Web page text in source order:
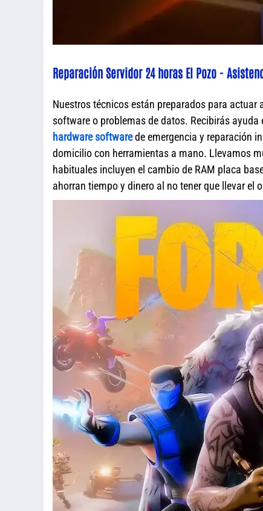
Reparación Servidor 24 horas El Pozo -
Nuestros técnicos están preparados para
software o problemas de datos. Recibirás
hardware softwarede emergencia y reparación
domicilio con herramientas a mano. Llevamos
habituales incluyen el cambio de RAM placa
ahorran tiempo y dinero al no tener que llevar el